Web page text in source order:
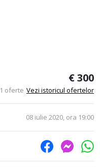
€ 300
1 oferte Vezi istoricul ofertelor
08 iulie 2020, ora 19:00